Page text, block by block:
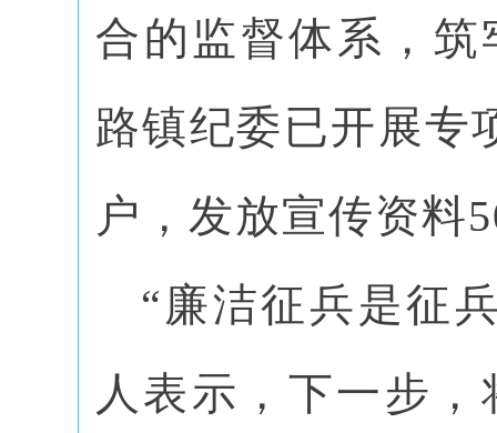
合的监督体系，
路镇纪委已开展专
户，发放宣传资料
“廉洁征兵是征
人表示，下一步